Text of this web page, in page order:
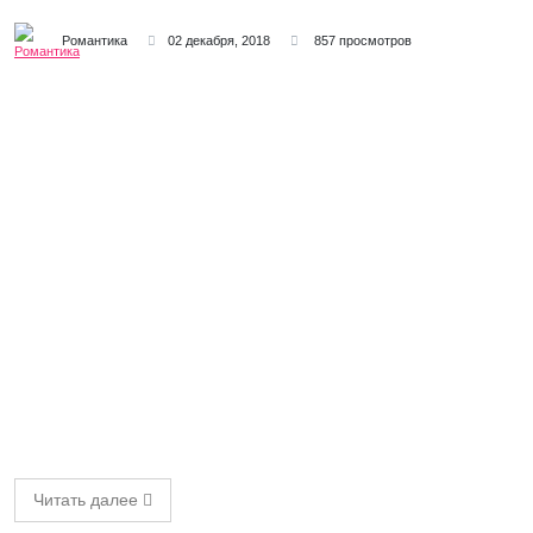
Романтика 02 декабря, 2018 857 просмотров
Читать далее